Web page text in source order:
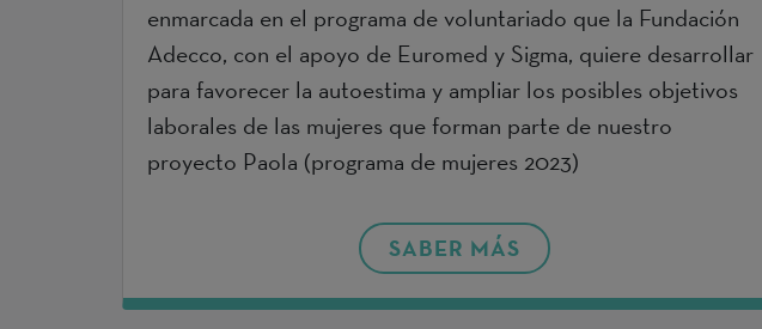
enmarcada en el programa de voluntariado que la Fundación
Adecco, con el apoyo de Euromed y Sigma, quiere desarrollar
para favorecer la autoestima y ampliar los posibles objetivos
laborales de las mujeres que forman parte de nuestro
proyecto Paola (programa de mujeres 2023)
SABER MÁS